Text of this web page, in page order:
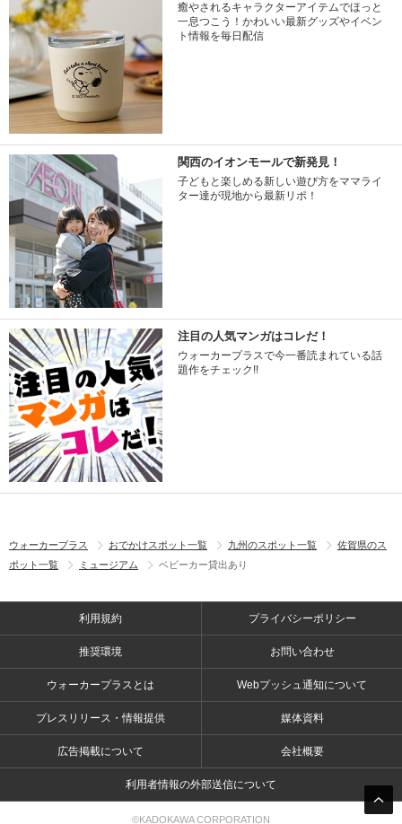
癒やされるキャラクターアイテムでほっと
一息つこう！かわいい最新グッズやイベン
ト情報を毎日配信
関西のイオンモールで新発見！
子どもと楽しめる新しい遊び方をママライ
ター達が現地から最新リポ！
注目の人気マンガはコレだ！
ウォーカープラスで今一番読まれている話
題作をチェック!!
ウォーカープラス おでかけスポット一覧 九州のスポット一覧
佐賀県のス
ポット一覧
ミュージアム ベビーカー貸出あり
利用規約 プライバシーポリシー
推奨環境 お問い合わせ
ウォーカープラスとは Webプッシュ通知について
プレスリリース・情報提供 媒体資料
広告掲載について 会社概要
利用者情報の外部送信について
©KADOKAWA CORPORATION